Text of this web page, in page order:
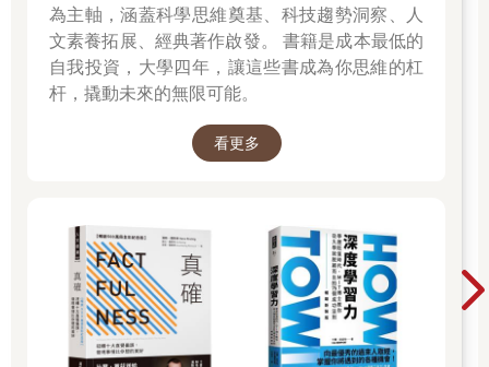
為主軸，涵蓋科學思維奠基、科技趨勢洞察、人
文素養拓展、經典著作啟發。 書籍是成本最低的
自我投資，大學四年，讓這些書成為你思維的杠
杆，撬動未來的無限可能。
看更多